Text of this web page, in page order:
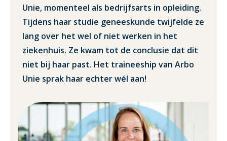
Unie, momenteel als bedrijfsarts in opleiding.
Tijdens haar studie geneeskunde twijfelde ze
lang over het wel of niet werken in het
ziekenhuis. Ze kwam tot de conclusie dat dit
niet bij haar past. Het traineeship van Arbo
Unie sprak haar echter wél aan!